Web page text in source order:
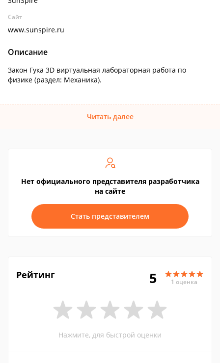
Сайт
www.sunspire.ru
Описание
Закон Гука 3D виртуальная лабораторная работа по
физике (раздел: Механика).
Читать далее
Нет официального представителя разработчика
на сайте
Стать представителем
Рейтинг 5 1 оценка
Нажмите, для быстрой оценки